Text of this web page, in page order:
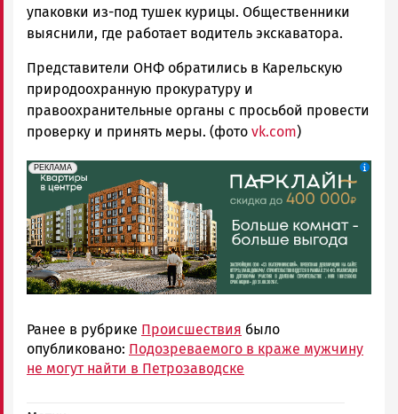
упаковки из-под тушек курицы. Общественники
выяснили, где работает водитель экскаватора.
Представители ОНФ обратились в Карельскую
природоохранную прокуратуру и
правоохранительные органы с просьбой провести
проверку и принять меры. (фото vk.com)
erid: 2SDnjdeSPnB
РЕКЛАМА
Реклама
Ранее в рубрике Происшествия было
опубликовано: Подозреваемого в краже мужчину
не могут найти в Петрозаводске